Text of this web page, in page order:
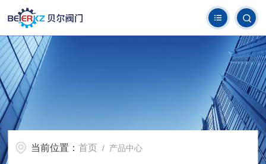
当前位置：首页 / 产品中心